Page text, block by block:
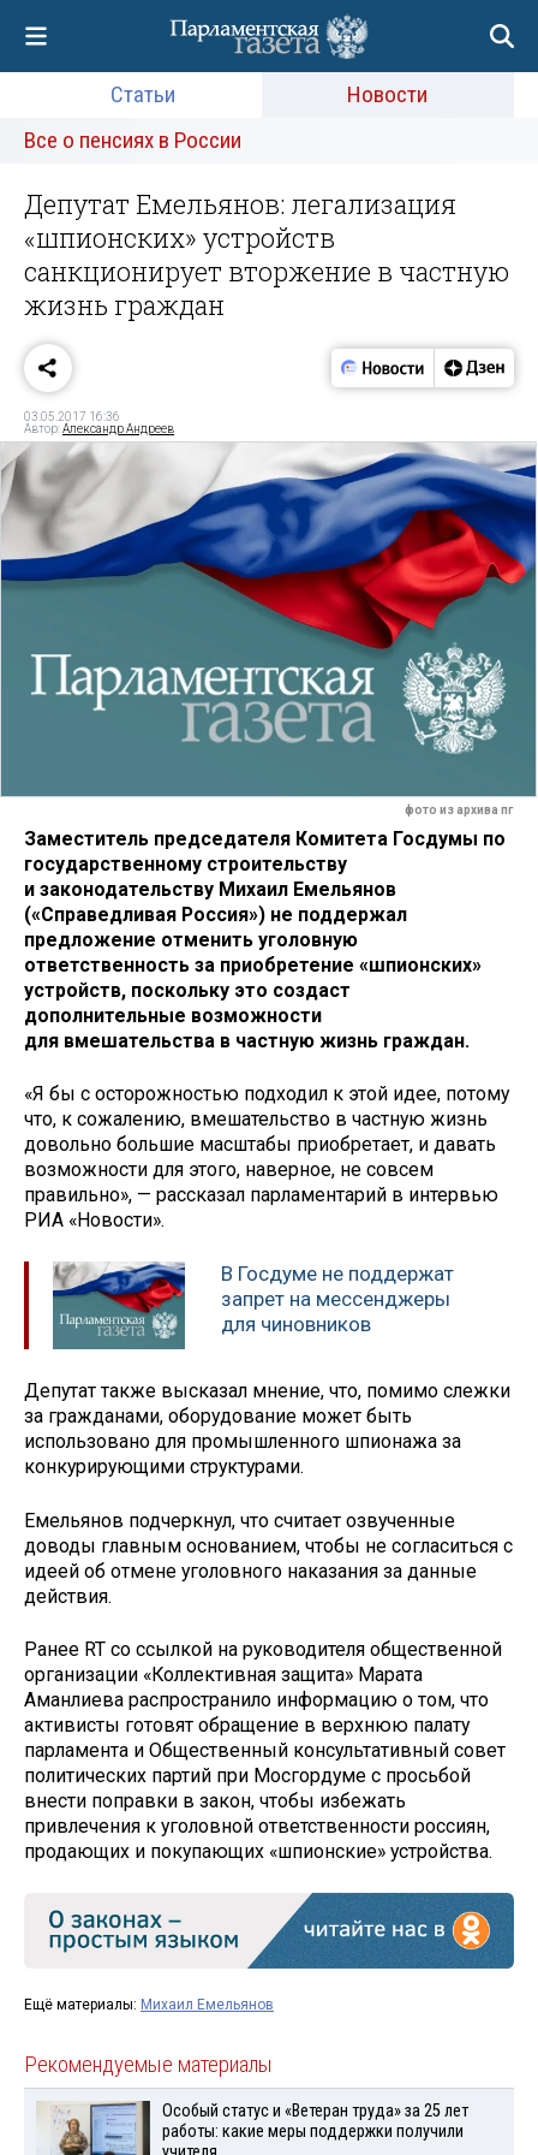
Статьи
Новости
Все о пенсиях в России
Депутат Емельянов: легализация
«шпионских» устройств
санкционирует вторжение в частную
жизнь граждан
03.05.2017 16:36
Автор:Александр Андреев
фото из архива пг
Заместитель председателя Комитета Госдумы по
государственному строительству
и законодательству Михаил Емельянов
(«Справедливая Россия») не поддержал
предложение отменить уголовную
ответственность за приобретение «шпионских»
устройств, поскольку это создаст
дополнительные возможности
для вмешательства в частную жизнь граждан.
«Я бы с осторожностью подходил к этой идее, потому
что, к сожалению, вмешательство в частную жизнь
довольно большие масштабы приобретает, и давать
возможности для этого, наверное, не совсем
правильно», — рассказал парламентарий в интервью
РИА «Новости».
В Госдуме не поддержат
запрет на мессенджеры
для чиновников
Депутат также высказал мнение, что, помимо слежки
за гражданами, оборудование может быть
использовано для промышленного шпионажа за
конкурирующими структурами.
Емельянов подчеркнул, что считает озвученные
доводы главным основанием, чтобы не согласиться с
идеей об отмене уголовного наказания за данные
действия.
Ранее RT со ссылкой на руководителя общественной
организации «Коллективная защита» Марата
Аманлиева распространило информацию о том, что
активисты готовят обращение в верхнюю палату
парламента и Общественный консультативный совет
политических партий при Мосгордуме с просьбой
внести поправки в закон, чтобы избежать
привлечения к уголовной ответственности россиян,
продающих и покупающих «шпионские» устройства.
Ещё материалы: Михаил Емельянов
Рекомендуемые материалы
Особый статус и «Ветеран труда» за 25 лет
работы: какие меры поддержки получили